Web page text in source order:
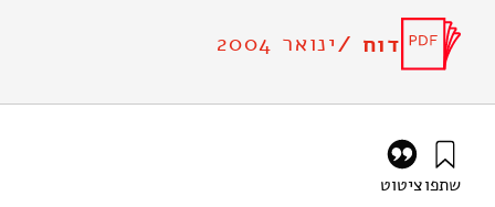
דוח /ינואר 2004
שתפוציטוט